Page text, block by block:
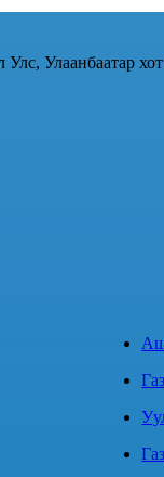
Улаанбаатар